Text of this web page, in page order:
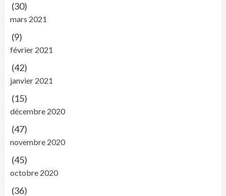
(30)
mars 2021
(9)
février 2021
(42)
janvier 2021
(15)
décembre 2020
(47)
novembre 2020
(45)
octobre 2020
(36)